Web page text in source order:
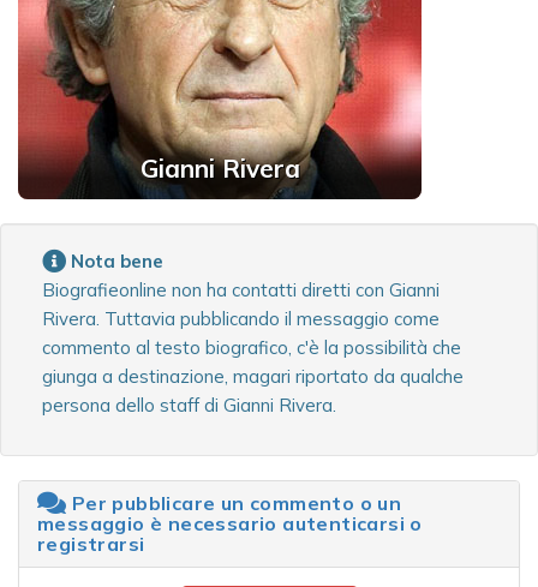
Gianni Rivera
Nota bene
Biografieonline non ha contatti diretti con Gianni
Rivera. Tuttavia pubblicando il messaggio come
commento al testo biografico, c'è la possibilità che
giunga a destinazione, magari riportato da qualche
persona dello staff di Gianni Rivera.
Per pubblicare un commento o un
messaggio è necessario autenticarsi o
registrarsi